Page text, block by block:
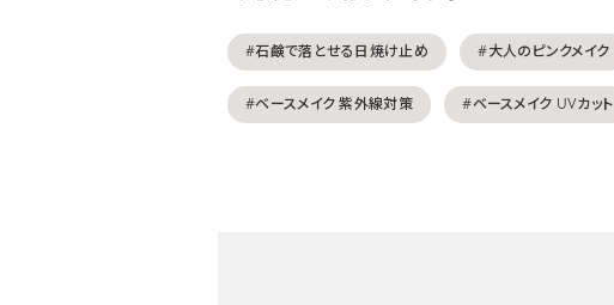
#石鹸で落とせる日焼け止め #大人のピンクメイク
#ベースメイク 紫外線対策 #ベースメイク UVカット